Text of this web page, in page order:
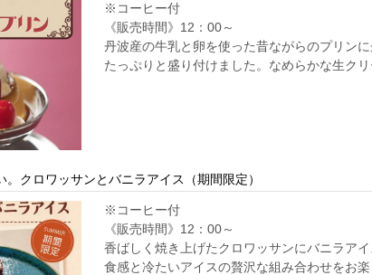
※コーヒー付
《販売時間》12：00～
丹波産の牛乳と卵を使った昔ながらのプリン
たっぷりと盛り付けました。なめらかな生ク
クロワッサンとバニラアイス（期間限定）
※コーヒー付
《販売時間》12：00～
香ばしく焼き上げたクロワッサンにバニラア
食感と冷たいアイスの贅沢な組み合わせをお楽